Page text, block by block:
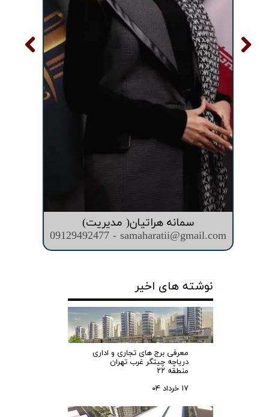
سمانه هراتیان( مدیریت)
09129492477 - samaharatii@gmail.com
نوشته های اخیر
معرفی برج های تجاری و اداری
دریاچه چیتگر غرب تهران
منطقه ۲۲
۱۷ خرداد ۰۴